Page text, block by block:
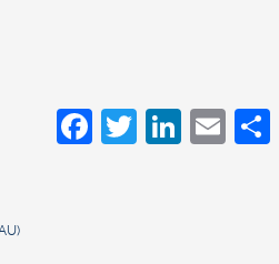
FacebookTwitter LinkedInEmail